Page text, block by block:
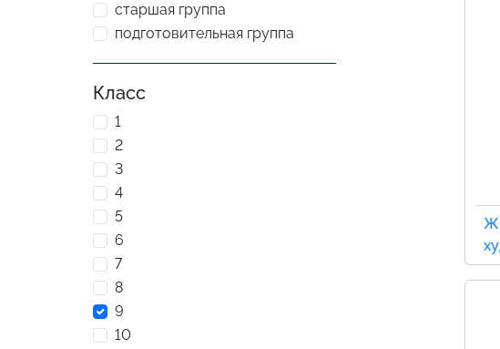
старшая группа
подготовительная группа
Класс
1
2
3
4
5
6
7
8
9
10